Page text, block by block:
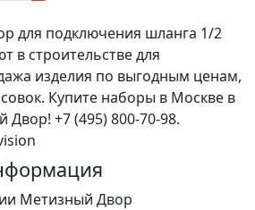
для подключения шланга 1/2
в строительстве для
изделия по выгодным ценам,
Купите наборы в Москве в
+7 (495) 800-70-98.
Метизный Двор